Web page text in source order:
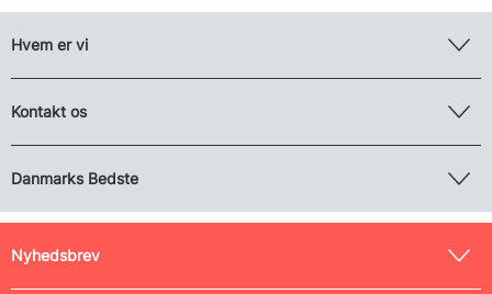
Hvem er vi
Kontakt os
Danmarks Bedste
Nyhedsbrev